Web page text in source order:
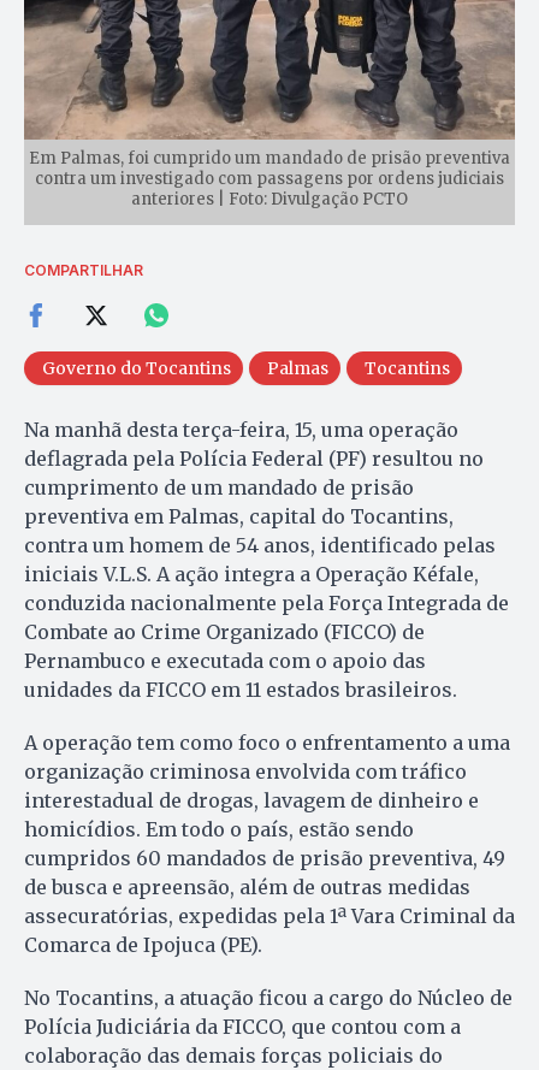
Em Palmas, foi cumprido um mandado de prisão preventiva
contra um investigado com passagens por ordens judiciais
anteriores | Foto: Divulgação PCTO
COMPARTILHAR
Governo do Tocantins Palmas Tocantins
Na manhã desta terça-feira, 15, uma operação
deflagrada pela Polícia Federal (PF) resultou no
cumprimento de um mandado de prisão
preventiva em Palmas, capital do Tocantins,
contra um homem de 54 anos, identificado pelas
iniciais V.L.S. A ação integra a Operação Kéfale,
conduzida nacionalmente pela Força Integrada de
Combate ao Crime Organizado (FICCO) de
Pernambuco e executada com o apoio das
unidades da FICCO em 11 estados brasileiros.
A operação tem como foco o enfrentamento a uma
organização criminosa envolvida com tráfico
interestadual de drogas, lavagem de dinheiro e
homicídios. Em todo o país, estão sendo
cumpridos 60 mandados de prisão preventiva, 49
de busca e apreensão, além de outras medidas
assecuratórias, expedidas pela 1ª Vara Criminal da
Comarca de Ipojuca (PE).
No Tocantins, a atuação ficou a cargo do Núcleo de
Polícia Judiciária da FICCO, que contou com a
colaboração das demais forças policiais do